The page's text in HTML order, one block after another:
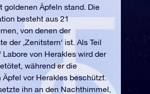
goldenen Äpfeln stand. Die
besteht aus 21
von denen der
der ‚Zenitstern‘ ist. Als Teil
Labore von Herakles wird der
während er die
Äpfel vor Herakles beschützt.
ihn an den Nachthimmel,